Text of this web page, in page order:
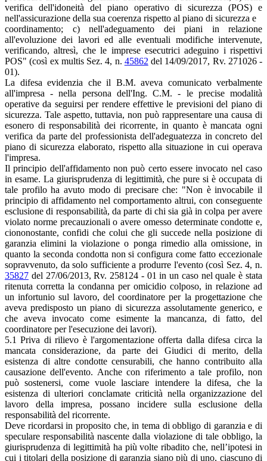
verifica dell'idoneità del piano operativo di sicurezza (POS) e
nell'assicurazione della sua coerenza rispetto al piano di sicurezza e
coordinamento; c) nell'adeguamento dei piani in relazione
all'evoluzione dei lavori ed alle eventuali modifiche intervenute,
verificando, altresì, che le imprese esecutrici adeguino i rispettivi
POS" (così ex multis Sez. 4, n. 45862 del 14/09/2017, Rv. 271026 -
01).
La difesa evidenzia che il B.M. aveva comunicato verbalmente
all'impresa - nella persona dell'Ing. C.M. - le precise modalità
operative da seguirsi per rendere effettive le previsioni del piano di
sicurezza. Tale aspetto, tuttavia, non può rappresentare una causa di
esonero di responsabilità dei ricorrente, in quanto è mancata ogni
verifica da parte del professionista dell'adeguatezza in concreto del
piano di sicurezza elaborato, rispetto alla situazione in cui operava
l'impresa.
Il principio dell'affidamento non può certo essere invocato nel caso
in esame. La giurisprudenza di legittimità, che pure si è occupata di
tale profilo ha avuto modo di precisare che: "Non è invocabile il
principio di affidamento nel comportamento altrui, con conseguente
esclusione di responsabilità, da parte di chi sia già in colpa per avere
violato norme precauzionali o avere omesso determinate condotte e,
ciononostante, confidi che colui che gli succede nella posizione di
garanzia elimini la violazione o ponga rimedio alla omissione, in
quanto la seconda condotta non si configura come fatto eccezionale
sopravvenuto, da solo sufficiente a produrre l'evento (così Sez. 4, n.
35827 del 27/06/2013, Rv. 258124 - 01 in un caso nel quale è stata
ritenuta corretta la condanna per omicidio colposo, in relazione ad
un infortunio sul lavoro, del coordinatore per la progettazione che
aveva predisposto un piano di sicurezza assolutamente generico, e
che aveva invocato come esimente la mancanza, di fatto, del
coordinatore per l'esecuzione dei lavori).
5.1 Priva di rilievo è l'argomentazione offerta dalla difesa circa la
mancata considerazione, da parte dei Giudici di merito, della
esistenza di altre condotte censurabili, che hanno contribuito alla
causazione dell'evento. Anche con riferimento a tale profilo, non
può sostenersi, come vuole lasciare intendere la difesa, che la
esistenza di ulteriori conclamate criticità nella organizzazione del
lavoro della impresa, possano incidere sulla esclusione della
responsabilità del ricorrente.
Deve ricordarsi in proposito che, in tema di obbligo di garanzia e di
speculare responsabilità nascente dalla violazione di tale obbligo, la
giurisprudenza di legittimità ha più volte ribadito che, nell’ipotesi in
cui i titolari della posizione di garanzia siano più di uno, ciascuno di